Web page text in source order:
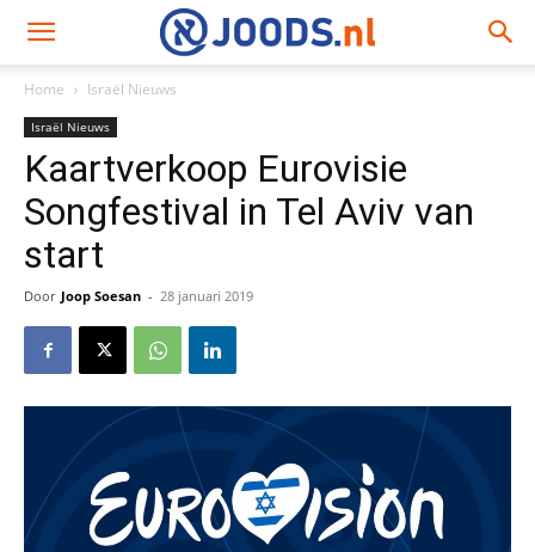
Home Israël Nieuws
Israël Nieuws
Kaartverkoop Eurovisie
Songfestival in Tel Aviv van
start
Door Joop Soesan - 28 januari 2019